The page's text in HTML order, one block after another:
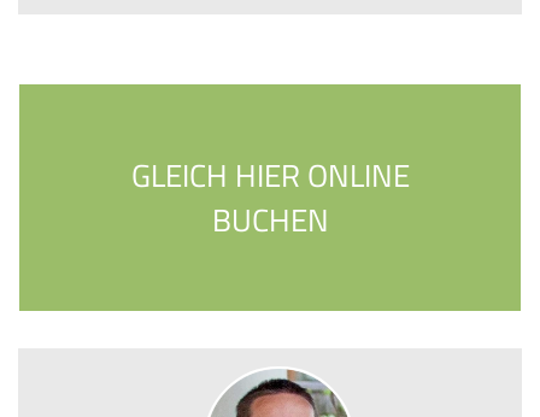
GLEICH HIER ONLINE
BUCHEN